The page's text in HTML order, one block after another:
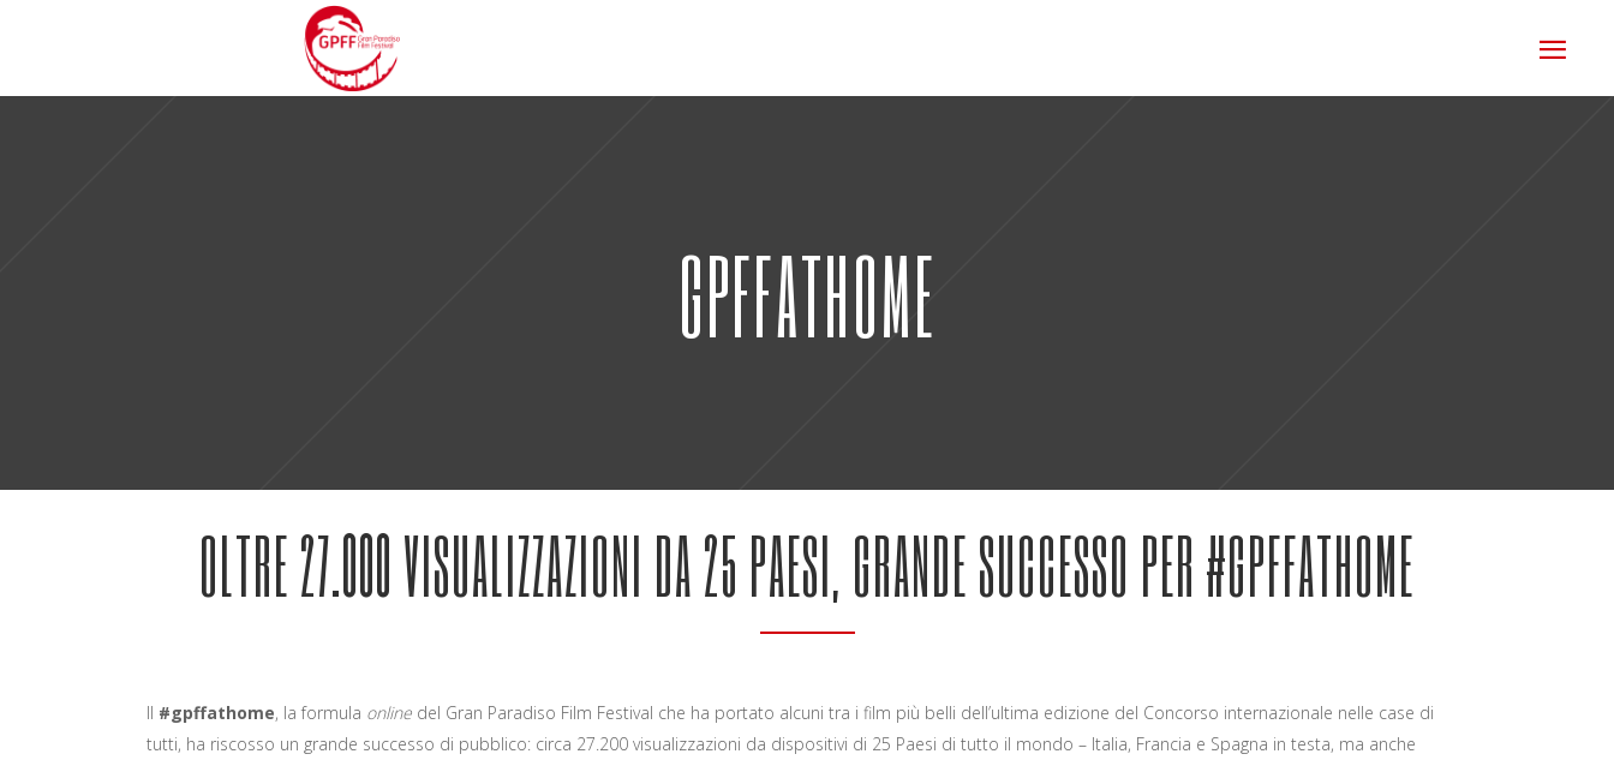
GPFFATHOME
OLTRE 27.000 VISUALIZZAZIONI DA 25 PAESI, GRANDE SUCCESSO PER #GPFFATHOME
Il #gpffathome, la formula online del Gran Paradiso Film Festival che ha portato alcuni tra i film più belli dell’ultima edizione del Concorso internazionale nelle case di
tutti, ha riscosso un grande successo di pubblico: circa 27.200 visualizzazioni da dispositivi di 25 Paesi di tutto il mondo – Italia, Francia e Spagna in testa, ma anche